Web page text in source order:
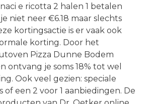
e ricotta 2 halen 1 betalen
niet neer €6.18 maar slechts
kortingsactie is er vaak ook
korting. Door het
Pizza Dunne Bodem
ontvang je soms 18% tot wel
Ook veel gezien: speciale
of een 2 voor 1 aanbiedingen. De